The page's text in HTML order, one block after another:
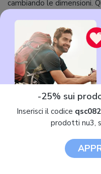
cambiando le dimensioni.
dipende dalla
difetto vero e proprio. Le
autonomia e si ricaricano in
Nel mio caso, il colore
vistose rispetto alle
Il microfono presenta
rumori di sottofondo
jacoponesto
-25% sui
Inserisci il codice
prodotti nu3,